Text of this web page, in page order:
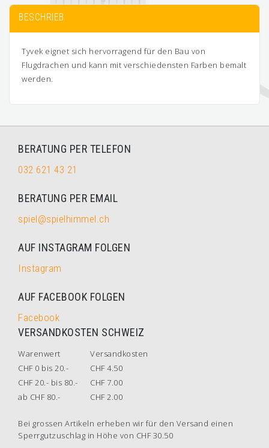
BESCHRIEB
Tyvek eignet sich hervorragend für den Bau von
Flugdrachen und kann mit verschiedensten Farben bemalt
werden.
BERATUNG PER TELEFON
032 621 43 21
BERATUNG PER EMAIL
spiel@spielhimmel.ch
AUF INSTAGRAM FOLGEN
Instagram
AUF FACEBOOK FOLGEN
Facebook
VERSANDKOSTEN SCHWEIZ
Warenwert
Versandkosten
CHF 0 bis 20.-
CHF 4.50
CHF 20.- bis 80.-
CHF 7.00
ab CHF 80.-
CHF 2.00
Bei grossen Artikeln erheben wir für den Versand einen
Sperrgutzuschlag in Höhe von CHF 30.50